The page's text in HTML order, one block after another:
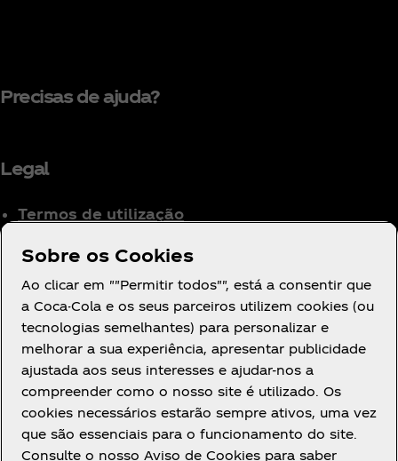
Precisas de ajuda?
Legal
Termos de utilização
para Consumidores
Definições de cookies
Aviso de Cookies
Declaração de
Acessibilidade
Sobre os Cookies
Ao clicar em ""Permitir todos"", está a consentir que
a Coca-Cola e os seus parceiros utilizem cookies (ou
tecnologias semelhantes) para personalizar e
melhorar a sua experiência, apresentar publicidade
ajustada aos seus interesses e ajudar-nos a
compreender como o nosso site é utilizado. Os
cookies necessários estarão sempre ativos, uma vez
que são essenciais para o funcionamento do site.
Consulte o nosso Aviso de Cookies para saber